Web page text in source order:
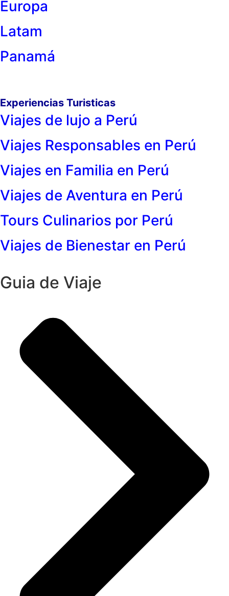
Europa
Latam
Panamá
Experiencias Turisticas
Viajes de lujo a Perú
Viajes Responsables en Perú
Viajes en Familia en Perú
Viajes de Aventura en Perú
Tours Culinarios por Perú
Viajes de Bienestar en Perú
Guia de Viaje